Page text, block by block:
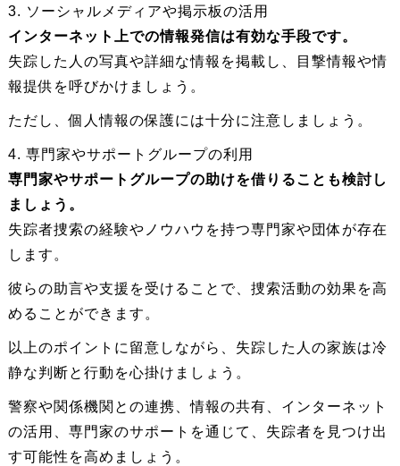
3. ソーシャルメディアや掲示板の活用
インターネット上での情報発信は有効な手段です。
失踪した人の写真や詳細な情報を掲載し、目撃情報や情
報提供を呼びかけましょう。
ただし、個人情報の保護には十分に注意しましょう。
4. 専門家やサポートグループの利用
専門家やサポートグループの助けを借りることも検討し
ましょう。
失踪者捜索の経験やノウハウを持つ専門家や団体が存在
します。
彼らの助言や支援を受けることで、捜索活動の効果を高
めることができます。
以上のポイントに留意しながら、失踪した人の家族は冷
静な判断と行動を心掛けましょう。
警察や関係機関との連携、情報の共有、インターネット
の活用、専門家のサポートを通じて、失踪者を見つけ出
す可能性を高めましょう。